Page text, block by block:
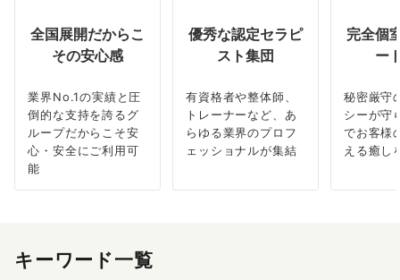
全国展開だからこ
その安心感
業界No.1の実績と圧
倒的な支持を誇るグ
ループだからこそ安
心・安全にご利用可
能
優秀な認定セラピ
スト集団
有資格者や整体師、
トレーナーなど、あ
らゆる業界のプロフ
ェッショナルが集結
完全個
ー
秘密厳守
シーが守
でお客様
える癒し
キーワード一覧